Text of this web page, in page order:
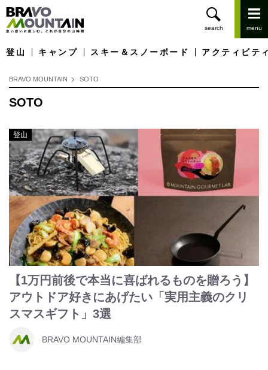
登山 キャンプ スキー＆スノーボード アクティビテ
BRAVO MOUNTAIN SOTO
SOTO
登山
【1万円前後で本当に喜ばれるものを贈ろう】
アウトドア好きにあげたい「実用主義のクリ
スマスギフト」3選
BRAVO MOUNTAIN編集部